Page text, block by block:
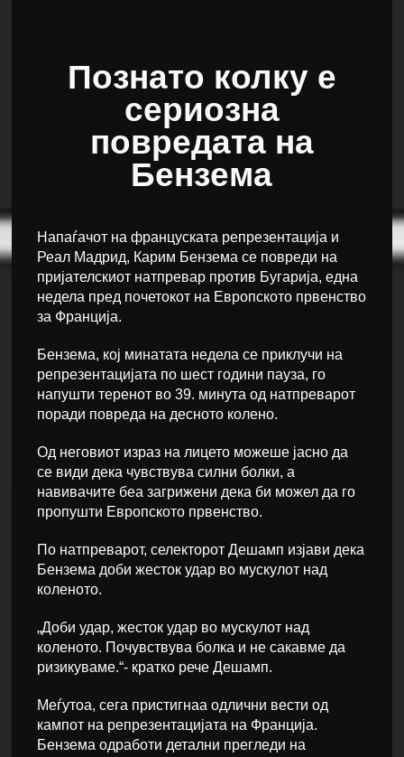
Познато колку е
сериозна
повредата на
Бензема
Напаѓачот на француската репрезентација и
Реал Мадрид, Карим Бензема се повреди на
пријателскиот натпревар против Бугарија, една
недела пред почетокот на Европското првенство
за Франција.
Бензема, кој минатата недела се приклучи на
репрезентацијата по шест години пауза, го
напушти теренот во 39. минута од натпреварот
поради повреда на десното колено.
Од неговиот израз на лицето можеше јасно да
се види дека чувствува силни болки, а
навивачите беа загрижени дека би можел да го
пропушти Европското првенство.
По натпреварот, селекторот Дешамп изјави дека
Бензема доби жесток удар во мускулот над
коленото.
„Доби удар, жесток удар во мускулот над
коленото. Почувствува болка и не сакавме да
ризикуваме.“- кратко рече Дешамп.
Меѓутоа, сега пристигнаа одлични вести од
кампот на репрезентацијата на Франција.
Бензема одработи детални прегледи на